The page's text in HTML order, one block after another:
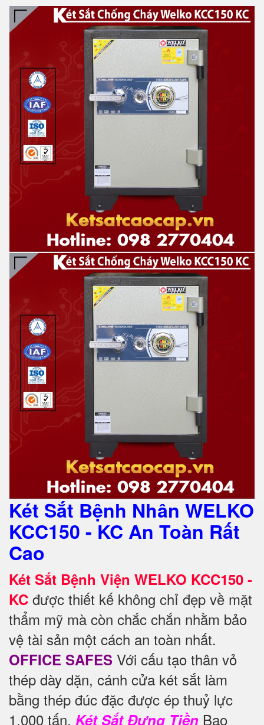
Két Sắt Bệnh Nhân WELKO
KCC150 - KC An Toàn Rất
Cao
Két Sắt Bệnh Viện WELKO KCC150 -
KC được thiết kế không chỉ đẹp về mặt
thẩm mỹ mà còn chắc chắn nhằm bảo
vệ tài sản một cách an toàn nhất.
OFFICE SAFES Với cấu tạo thân vỏ
thép dày dặn, cánh cửa két sắt làm
bằng thép đúc đặc được ép thuỷ lực
1.000 tấn. Két Sắt Đựng Tiền Bao